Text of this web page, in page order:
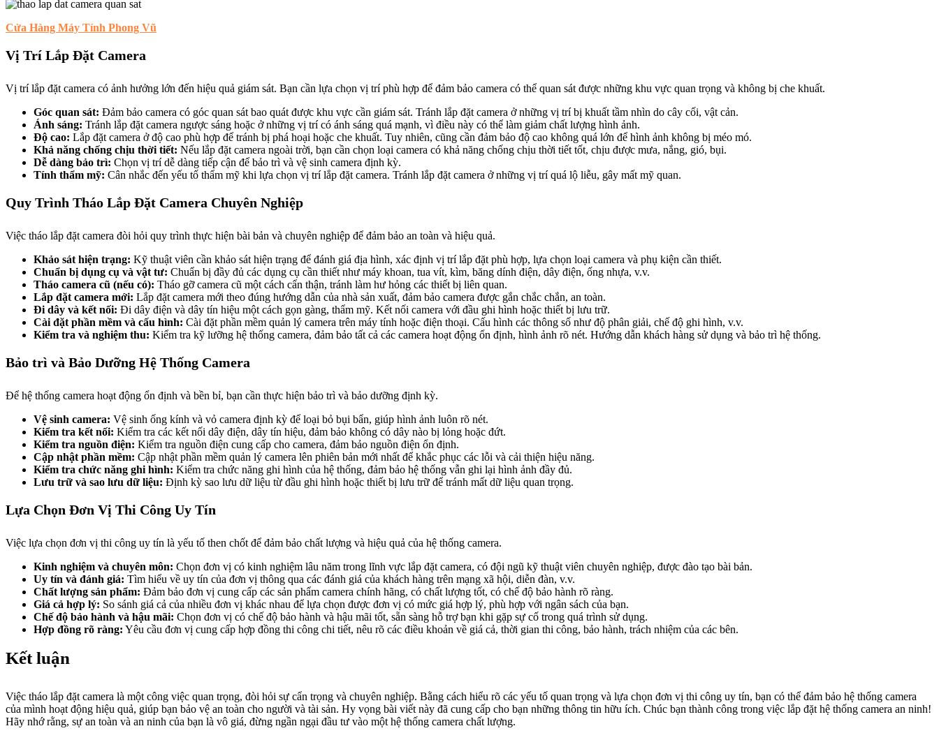
Cửa Hàng Máy Tính Phong Vũ
Vị Trí Lắp Đặt Camera
Vị trí lắp đặt camera có ảnh hưởng lớn đến hiệu quả giám sát. Bạn cần lựa chọn vị trí phù hợp để đảm bảo camera có thể quan sát được những khu vực quan trọng và không bị che khuất.
Góc quan sát: Đảm bảo camera có góc quan sát bao quát được khu vực cần giám sát. Tránh lắp đặt camera ở những vị trí bị khuất tầm nhìn do cây cối, vật cản.
Ánh sáng: Tránh lắp đặt camera ngược sáng hoặc ở những vị trí có ánh sáng quá mạnh, vì điều này có thể làm giảm chất lượng hình ảnh.
Độ cao: Lắp đặt camera ở độ cao phù hợp để tránh bị phá hoại hoặc che khuất. Tuy nhiên, cũng cần đảm bảo độ cao không quá lớn để hình ảnh không bị méo mó.
Khả năng chống chịu thời tiết: Nếu lắp đặt camera ngoài trời, bạn cần chọn loại camera có khả năng chống chịu thời tiết tốt, chịu được mưa, nắng, gió, bụi.
Dễ dàng bảo trì: Chọn vị trí dễ dàng tiếp cận để bảo trì và vệ sinh camera định kỳ.
Tính thẩm mỹ: Cân nhắc đến yếu tố thẩm mỹ khi lựa chọn vị trí lắp đặt camera. Tránh lắp đặt camera ở những vị trí quá lộ liễu, gây mất mỹ quan.
Quy Trình Tháo Lắp Đặt Camera Chuyên Nghiệp
Việc tháo lắp đặt camera đòi hỏi quy trình thực hiện bài bản và chuyên nghiệp để đảm bảo an toàn và hiệu quả.
Khảo sát hiện trạng: Kỹ thuật viên cần khảo sát hiện trạng để đánh giá địa hình, xác định vị trí lắp đặt phù hợp, lựa chọn loại camera và phụ kiện cần thiết.
Chuẩn bị dụng cụ và vật tư: Chuẩn bị đầy đủ các dụng cụ cần thiết như máy khoan, tua vít, kìm, băng dính điện, dây điện, ống nhựa, v.v.
Tháo camera cũ (nếu có): Tháo gỡ camera cũ một cách cẩn thận, tránh làm hư hỏng các thiết bị liên quan.
Lắp đặt camera mới: Lắp đặt camera mới theo đúng hướng dẫn của nhà sản xuất, đảm bảo camera được gắn chắc chắn, an toàn.
Đi dây và kết nối: Đi dây điện và dây tín hiệu một cách gọn gàng, thẩm mỹ. Kết nối camera với đầu ghi hình hoặc thiết bị lưu trữ.
Cài đặt phần mềm và cấu hình: Cài đặt phần mềm quản lý camera trên máy tính hoặc điện thoại. Cấu hình các thông số như độ phân giải, chế độ ghi hình, v.v.
Kiểm tra và nghiệm thu: Kiểm tra kỹ lưỡng hệ thống camera, đảm bảo tất cả các camera hoạt động ổn định, hình ảnh rõ nét. Hướng dẫn khách hàng sử dụng và bảo trì hệ thống.
Bảo trì và Bảo Dưỡng Hệ Thống Camera
Để hệ thống camera hoạt động ổn định và bền bỉ, bạn cần thực hiện bảo trì và bảo dưỡng định kỳ.
Vệ sinh camera: Vệ sinh ống kính và vỏ camera định kỳ để loại bỏ bụi bẩn, giúp hình ảnh luôn rõ nét.
Kiểm tra kết nối: Kiểm tra các kết nối dây điện, dây tín hiệu, đảm bảo không có dây nào bị lỏng hoặc đứt.
Kiểm tra nguồn điện: Kiểm tra nguồn điện cung cấp cho camera, đảm bảo nguồn điện ổn định.
Cập nhật phần mềm: Cập nhật phần mềm quản lý camera lên phiên bản mới nhất để khắc phục các lỗi và cải thiện hiệu năng.
Kiểm tra chức năng ghi hình: Kiểm tra chức năng ghi hình của hệ thống, đảm bảo hệ thống vẫn ghi lại hình ảnh đầy đủ.
Lưu trữ và sao lưu dữ liệu: Định kỳ sao lưu dữ liệu từ đầu ghi hình hoặc thiết bị lưu trữ để tránh mất dữ liệu quan trọng.
Lựa Chọn Đơn Vị Thi Công Uy Tín
Việc lựa chọn đơn vị thi công uy tín là yếu tố then chốt để đảm bảo chất lượng và hiệu quả của hệ thống camera.
Kinh nghiệm và chuyên môn: Chọn đơn vị có kinh nghiệm lâu năm trong lĩnh vực lắp đặt camera, có đội ngũ kỹ thuật viên chuyên nghiệp, được đào tạo bài bản.
Uy tín và đánh giá: Tìm hiểu về uy tín của đơn vị thông qua các đánh giá của khách hàng trên mạng xã hội, diễn đàn, v.v.
Chất lượng sản phẩm: Đảm bảo đơn vị cung cấp các sản phẩm camera chính hãng, có chất lượng tốt, có chế độ bảo hành rõ ràng.
Giá cả hợp lý: So sánh giá cả của nhiều đơn vị khác nhau để lựa chọn được đơn vị có mức giá hợp lý, phù hợp với ngân sách của bạn.
Chế độ bảo hành và hậu mãi: Chọn đơn vị có chế độ bảo hành và hậu mãi tốt, sẵn sàng hỗ trợ bạn khi gặp sự cố trong quá trình sử dụng.
Hợp đồng rõ ràng: Yêu cầu đơn vị cung cấp hợp đồng thi công chi tiết, nêu rõ các điều khoản về giá cả, thời gian thi công, bảo hành, trách nhiệm của các bên.
Kết luận
Việc tháo lắp đặt camera là một công việc quan trọng, đòi hỏi sự cẩn trọng và chuyên nghiệp. Bằng cách hiểu rõ các yếu tố quan trọng và lựa chọn đơn vị thi công uy tín, bạn có thể đảm bảo hệ thống camera
của mình hoạt động hiệu quả, giúp bạn bảo vệ an toàn cho người và tài sản. Hy vọng bài viết này đã cung cấp cho bạn những thông tin hữu ích. Chúc bạn thành công trong việc lắp đặt hệ thống camera an ninh!
Hãy nhớ rằng, sự an toàn và an ninh của bạn là vô giá, đừng ngần ngại đầu tư vào một hệ thống camera chất lượng.